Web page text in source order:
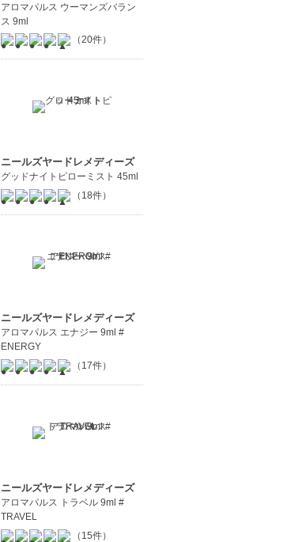
アロマパルス ウーマンズバラン
ス 9ml
（20件）
ニールズヤードレメディーズ
グッドナイトピローミスト 45ml
（18件）
ニールズヤードレメディーズ
アロマパルス エナジー 9ml #
ENERGY
（17件）
ニールズヤードレメディーズ
アロマパルス トラベル 9ml #
TRAVEL
（15件）